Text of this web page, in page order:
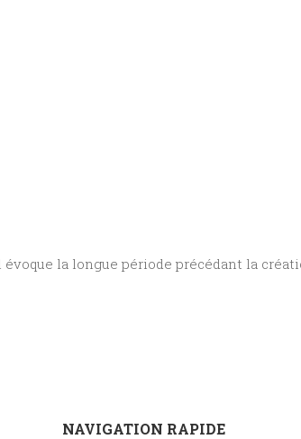
la longue période précédant la
NAVIGATION RAPIDE